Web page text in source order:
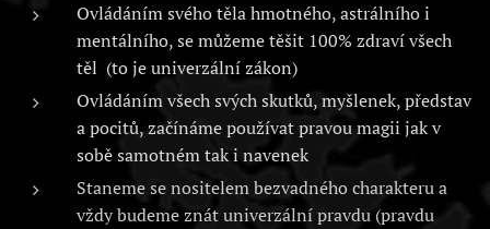
Ovládáním svého těla hmotného, astrálního i
mentálního, se můžeme těšit 100% zdraví všech
těl (to je univerzální zákon)
Ovládáním všech svých skutků, myšlenek, představ
a pocitů, začínáme používat pravou magii jak v
sobě samotném tak i navenek
Staneme se nositelem bezvadného charakteru a
vždy budeme znát univerzální pravdu (pravdu